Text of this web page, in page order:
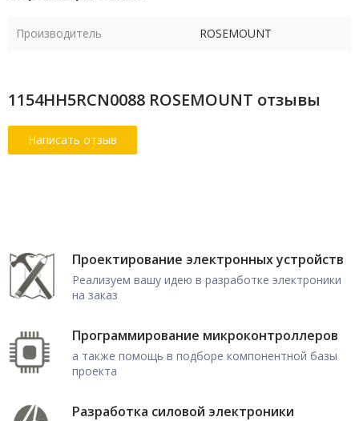
Производитель ROSEMOUNT
1154HH5RCN0088 ROSEMOUNT отзывы
Проектирование электронных устройств
Реализуем вашу идею в разработке электроники
на заказ
Программирование микроконтроллеров
а также помощь в подборе компонентной базы
проекта
Разработка силовой электроники